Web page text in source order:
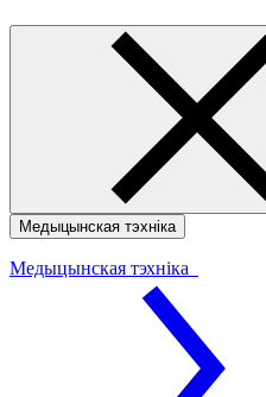
Медыцынская тэхніка
Медыцынская тэхніка